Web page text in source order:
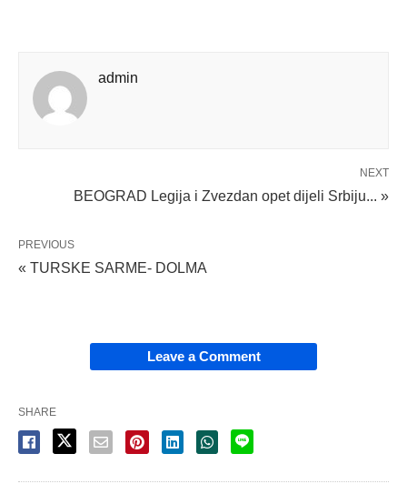
admin
NEXT
BEOGRAD Legija i Zvezdan opet dijeli Srbiju... »
PREVIOUS
« TURSKE SARME- DOLMA
Leave a Comment
SHARE